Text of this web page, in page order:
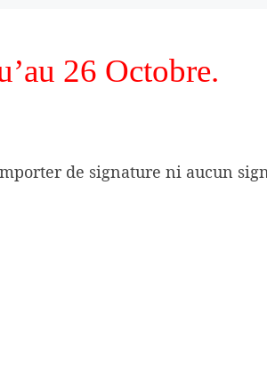
26 Octobre.
de signature ni aucun